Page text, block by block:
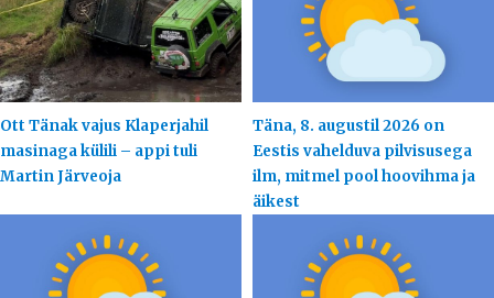
Ott Tänak vajus Klaperjahil
masinaga külili – appi tuli
Martin Järveoja
Täna, 8. augustil 2026 on
Eestis vahelduva pilvisusega
ilm, mitmel pool hoovihma ja
äikest